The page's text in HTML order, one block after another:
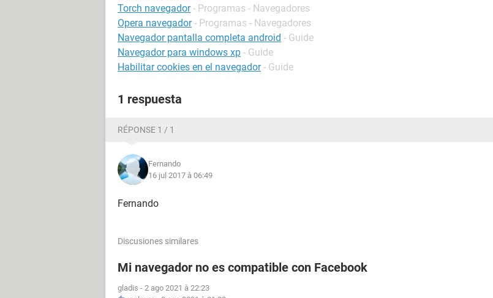
Torch navegador - Programas - Navegadores
Opera navegador - Programas - Navegadores
Navegador pantalla completa android - Guide
Navegador para windows xp - Guide
Habilitar cookies en el navegador - Guide
1 respuesta
RÉPONSE 1 / 1
Fernando
16 jul 2017 à 06:49
Fernando
Discusiones similares
Mi navegador no es compatible con Facebook
gladis - 2 ago 2021 à 22:23